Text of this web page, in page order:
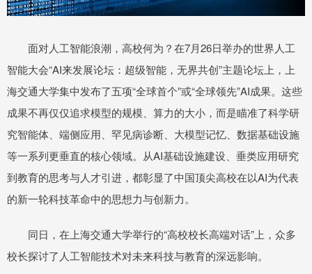
面对人工智能浪潮，高校何为？在7月26日举办的世界人工
智能大会“AI来发展论坛：超级智能，无界共创”主题论坛上，上
海交通大学集中发布了五项“全球首个”或“全球领先”AI成果。这些
成果不再仅仅追求模型的规模、算力的大小，而是瞄准了科学研
究智能体、端侧应用、罕见病诊断、大模型记忆、数据基础设施
等一系列更垂直的核心领域。从AI基础设施建设、垂类应用研究
到教育的思考与人才引进，都彰显了中国顶尖高校在以AI为代表
的新一轮科技革命中的思想力与创新力。
同日，在上海交通大学举行的“高校校长高端对话”上，众多
校长探讨了人工智能技术对未来科技与教育的深远影响。